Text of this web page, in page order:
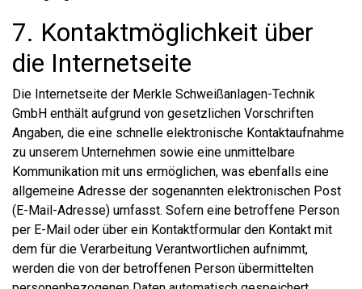
7. Kontaktmöglichkeit über
die Internetseite
Die Internetseite der Merkle Schweißanlagen-Technik
GmbH enthält aufgrund von gesetzlichen Vorschriften
Angaben, die eine schnelle elektronische Kontaktaufnahme
zu unserem Unternehmen sowie eine unmittelbare
Kommunikation mit uns ermöglichen, was ebenfalls eine
allgemeine Adresse der sogenannten elektronischen Post
(E-Mail-Adresse) umfasst. Sofern eine betroffene Person
per E-Mail oder über ein Kontaktformular den Kontakt mit
dem für die Verarbeitung Verantwortlichen aufnimmt,
werden die von der betroffenen Person übermittelten